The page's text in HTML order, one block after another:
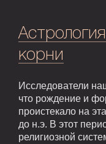
корни
Исследователи
что рождение и
проистекало на
до н.э. В этот
религиозной